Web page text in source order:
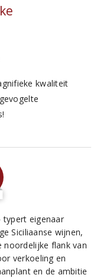
kwaliteit
typert eigenaar
Siciliaanse wijnen,
noordelijke flank van
verkoeling en
en de ambitie